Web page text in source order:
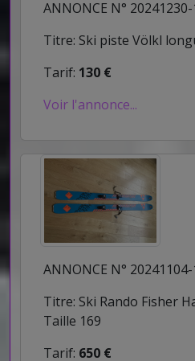
ANNONCE N° 20241230-
Titre: Ski piste Völkl
Tarif: 130 €
Voir l'annonce...
ANNONCE N° 20241104-
Titre: Ski Rando Fisher
Taille 169
Tarif: 650 €